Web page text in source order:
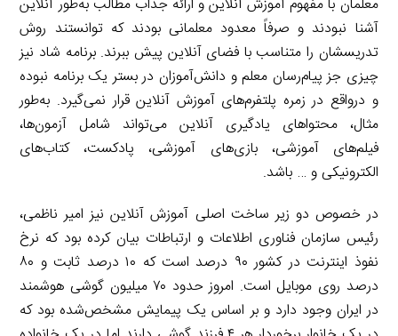
معلمان با مفهوم آموزش آنلاین و ارائه جذاب مطالب به‌طور آنلاین
آشنا نبودند و صرفاً معدود معلمانی بودند که توانستند روش
تدریسشان را متناسب با فضای آنلاین پیش ببرند. برنامه شاد نیز
چیزی جز پیام‌رسان معلم و دانش‌آموزان در بستر یک برنامه نبوده
و درواقع در زمره پلتفرم‌های آموزش آنلاین قرار نمی‌گیرد. به‌طور
مثال، محتواهای یادگیری آنلاین می‌تواند شامل آزمون‌ها،
فیلم‌های آموزشی، بازی‌های آموزشی، پادکست، کتاب‌های
الکترونیکی و … باشد.
در خصوص دو زیر ساخت اصلی آموزش آنلاین نیز امیر ناظمی،
رئیس سازمان فناوری اطلاعات و ارتباطات بیان کرده بود که نرخ
نفوذ اینترنت در کشور ۹۰ درصد است که ۱۰ درصد ثابت و ۸۰
درصد روی موبایل است. امروز حدود ۷۰ میلیون گوشی هوشمند
در ایران وجود دارد و بر اساس یک پیمایش مشخص‌شده بود که